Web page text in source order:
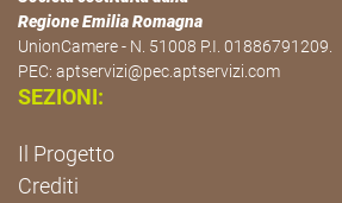
Regione Emilia Romagna
UnionCamere - N. 51008 P.I. 01886791209.
PEC: aptservizi@pec.aptservizi.com
SEZIONI:
Il Progetto
Crediti